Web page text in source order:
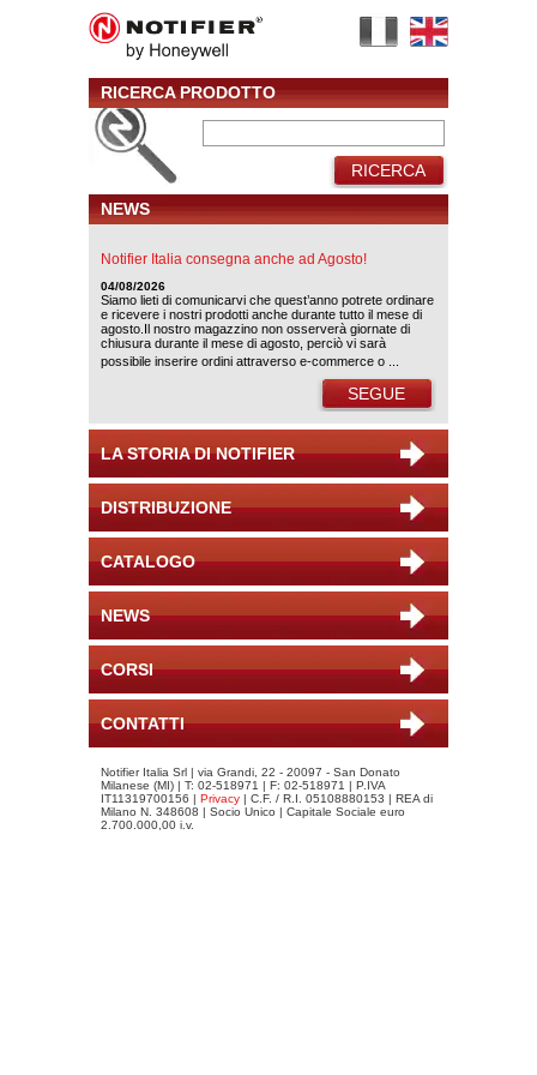
RICERCA PRODOTTO
RICERCA
NEWS
Notifier Italia consegna anche ad Agosto!
04/08/2026
Siamo lieti di comunicarvi che quest’anno potrete ordinare
e ricevere i nostri prodotti anche durante tutto il mese di
agosto.Il nostro magazzino non osserverà giornate di
chiusura durante il mese di agosto, perciò vi sarà
possibile inserire ordini attraverso e-commerce o ...
SEGUE
LA STORIA DI NOTIFIER
DISTRIBUZIONE
CATALOGO
NEWS
CORSI
CONTATTI
Notifier Italia Srl | via Grandi, 22 - 20097 - San Donato
Milanese (MI) | T: 02-518971 | F: 02-518971 | P.IVA
IT11319700156 | Privacy | C.F. / R.I. 05108880153 | REA di
Milano N. 348608 | Socio Unico | Capitale Sociale euro
2.700.000,00 i.v.